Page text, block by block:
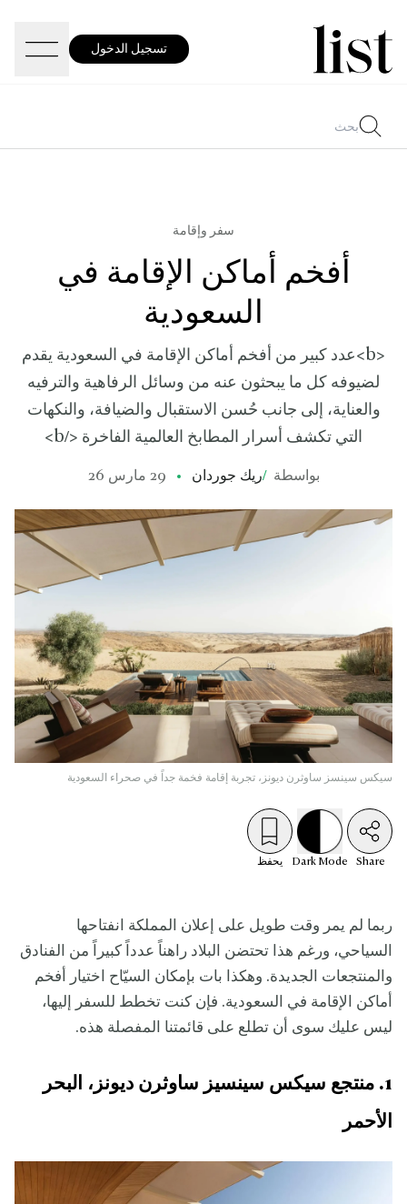
تسجيل الدخول
سفر وإقامة
أفخم أماكن الإقامة في
السعودية
<b>عدد كبير من أفخم أماكن الإقامة في السعودية يقدم
لضيوفه كل ما يبحثون عنه من وسائل الرفاهية والترفيه
والعناية، إلى جانب حُسن الاستقبال والضيافة، والنكهات
التي تكشف أسرار المطابخ العالمية الفاخرة </b>
بواسطة /ريك جوردان 29 مارس 26
سيكس سينسز ساوثرن ديونز، تجربة إقامة فخمة جداً في صحراء السعودية
Share
Dark Mode يحفظ
ربما لم يمر وقت طويل على إعلان المملكة انفتاحها
السياحي، ورغم هذا تحتضن البلاد راهناً عدداً كبيراً من الفنادق
والمنتجعات الجديدة. وهكذا بات بإمكان السيّاح اختيار أفخم
أماكن الإقامة في السعودية. فإن كنت تخطط للسفر إليها،
ليس عليك سوى أن تطلع على قائمتنا المفصلة هذه.
1. منتجع سيكس سينسيز ساوثرن ديونز، البحر
الأحمر